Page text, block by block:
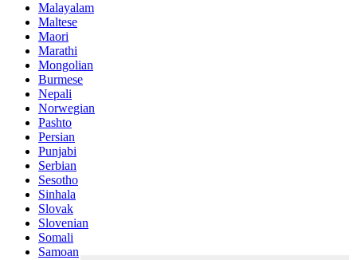
Malayalam
Maltese
Maori
Marathi
Mongolian
Burmese
Nepali
Norwegian
Pashto
Persian
Punjabi
Serbian
Sesotho
Sinhala
Slovak
Slovenian
Somali
Samoan